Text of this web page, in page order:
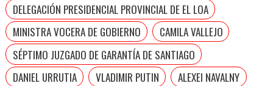
DELEGACIÓN PRESIDENCIAL PROVINCIAL DE EL LOA
MINISTRA VOCERA DE GOBIERNO
CAMILA VALLEJO
SÉPTIMO JUZGADO DE GARANTÍA DE SANTIAGO
DANIEL URRUTIA
VLADIMIR PUTIN
ALEXEI NAVALNY